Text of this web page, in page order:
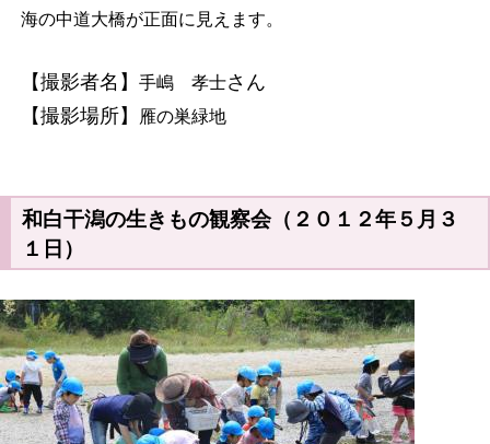
海の中道大橋が正面に見えます。
【撮影者名】 手嶋 孝士さん
【撮影場所】
雁の巣緑地
和白干潟の生きもの観察会（２０１２年５月３
１日）